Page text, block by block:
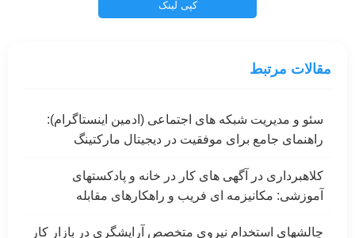
کپی لینک
مقالات مرتبط
سئو و مدیریت شبکه های اجتماعی (ادمین اینستاگرام):
راهنمای جامع برای موفقیت در دیجیتال مارکتینگ
کلاهبرداری در آگهی های کار در خانه و پادکستهای
آموزشی: مکانیزمه ای فریب و راهکارهای مقابله
چالشهای استخدام نیروی متخصص آرایشگری در بازار کار